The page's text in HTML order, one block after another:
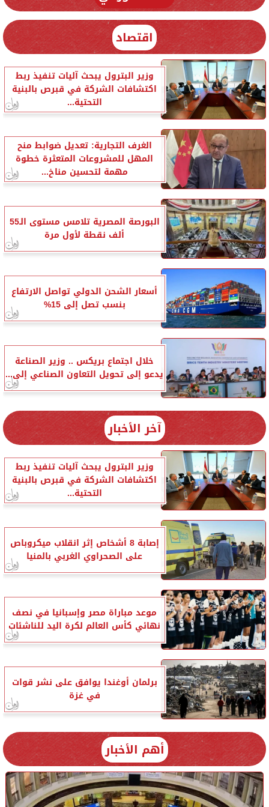
اقتصاد
وزير البترول يبحث آليات تنفيذ ربط
اكتشافات الشركة في قبرص بالبنية
التحتية...
الغرف التجارية: تعديل ضوابط منح
المهل للمشروعات المتعثرة خطوة
مهمة لتحسين مناخ...
البورصة المصرية تلامس مستوى الـ55
ألف نقطة لأول مرة
أسعار الشحن الدولي تواصل الارتفاع
بنسب تصل إلى 15%
خلال اجتماع بريكس .. وزير الصناعة
يدعو إلى تحويل التعاون الصناعي إلى...
آخر الأخبار
وزير البترول يبحث آليات تنفيذ ربط
اكتشافات الشركة في قبرص بالبنية
التحتية...
إصابة 8 أشخاص إثر انقلاب ميكروباص
على الصحراوي الغربي بالمنيا
موعد مباراة مصر وإسبانيا في نصف
نهائي كأس العالم لكرة اليد للناشئات
برلمان أوغندا يوافق على نشر قوات
في غزة
أهم الأخبار